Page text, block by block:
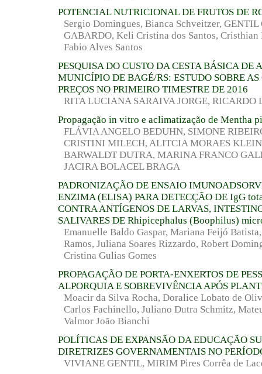
POTENCIAL NUTRICIONAL DE FRUTOS DE
Sergio Domingues, Bianca Schveitzer, GENTIL
GABARDO, Keli Cristina dos Santos,
Fabio Alves Santos
PESQUISA DO CUSTO DA CESTA BÁSICA DE
MUNICÍPIO DE BAGÉ/RS: ESTUDO SOBRE AS
PREÇOS NO PRIMEIRO TIMESTRE DE 2016
RITA LUCIANA SARAIVA JORGE, RICARDO
Propagação in vitro e aclimatização de Mentha
FLÁVIA ANGELO BEDUHN, SIMONE
CRISTINI MILECH, ALITCIA MORAES
BARWALDT DUTRA, MARINA FRANCO
JACIRA BOLACEL BRAGA
PADRONIZAÇÃO DE ENSAIO
ENZIMA (ELISA) PARA DETECÇÃO DE IgG
CONTRA ANTÍGENOS DE LARVAS,
SALIVARES DE Rhipicephalus (Boophilus)
Emanuelle Baldo Gaspar, Mariana Feijó
Ramos, Juliana Soares Rizzardo, Robert
Cristina Gulias Gomes
PROPAGAÇÃO DE PORTA-ENXERTOS DE
ALPORQUIA E SOBREVIVÊNCIA APÓS
Moacir da Silva Rocha, Doralice Lobato de
Carlos Fachinello, Juliano Dutra Schmitz,
Valmor João Bianchi
POLÍTICAS DE EXPANSÃO DA EDUCAÇÃO
DIRETRIZES GOVERNAMENTAIS NO
VIVIANE GENTIL, MIRIM Pires Corrêa de